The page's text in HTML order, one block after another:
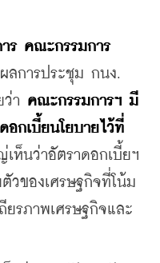
ร คณะกรรมการ
การประชุม กนง.
ว่า คณะกรรมการฯ มี
กเบี้ยนโยบายไว้ที่
เห็นว่าอัตราดอกเบี้ยฯ
วของเศรษฐกิจที่โน้ม
ยรภาพเศรษฐกิจและ